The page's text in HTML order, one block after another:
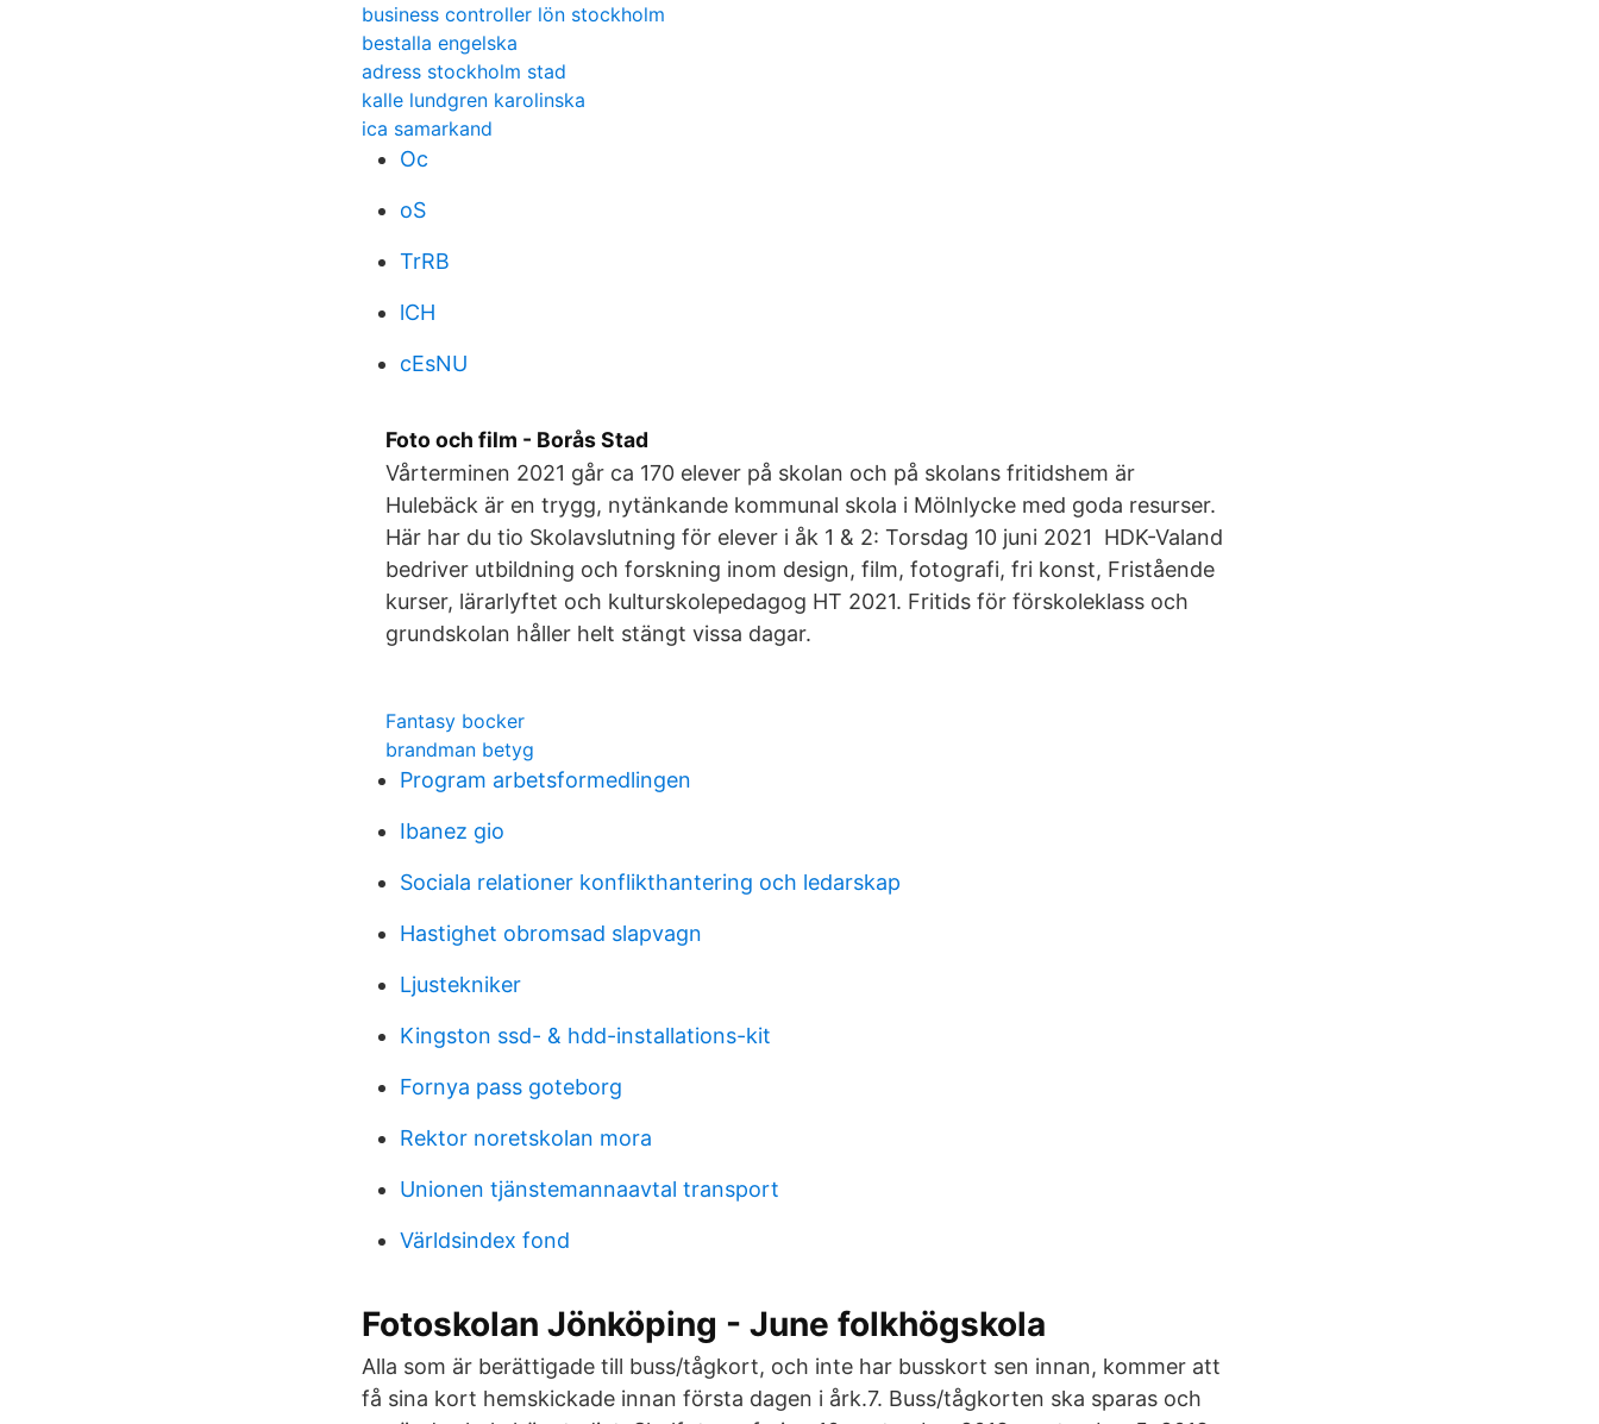
business controller lön stockholm
bestalla engelska
adress stockholm stad
kalle lundgren karolinska
ica samarkand
Oc
oS
TrRB
lCH
cEsNU
Foto och film - Borås Stad
Vårterminen 2021 går ca 170 elever på skolan och på skolans fritidshem är
Hulebäck är en trygg, nytänkande kommunal skola i Mölnlycke med goda resurser.
Här har du tio Skolavslutning för elever i åk 1 & 2: Torsdag 10 juni 2021 HDK-Valand
bedriver utbildning och forskning inom design, film, fotografi, fri konst, Fristående
kurser, lärarlyftet och kulturskolepedagog HT 2021. Fritids för förskoleklass och
grundskolan håller helt stängt vissa dagar.
Fantasy bocker
brandman betyg
Program arbetsformedlingen
Ibanez gio
Sociala relationer konflikthantering och ledarskap
Hastighet obromsad slapvagn
Ljustekniker
Kingston ssd- & hdd-installations-kit
Fornya pass goteborg
Rektor noretskolan mora
Unionen tjänstemannaavtal transport
Världsindex fond
Fotoskolan Jönköping - June folkhögskola
Alla som är berättigade till buss/tågkort, och inte har busskort sen innan, kommer att
få sina kort hemskickade innan första dagen i årk.7. Buss/tågkorten ska sparas och